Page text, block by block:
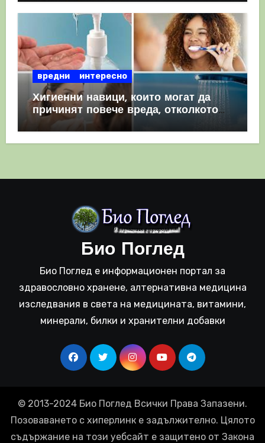
вредни интересно
Хигиенни навици, които могат да
причинят повече вреда, отколкото
полза
Био Поглед
Био Поглед е информационен портал за
здравословно хранене, алтернативна медицина
изследвания в света на медицината, витамини,
минерали, билки и хранителни добавки
© 2013-2024 Био Поглед Всички Права Запазени.
Позоваването с хиперлинк е задължително. Цялото
съдържание на този уебсайт е защитено от Закона